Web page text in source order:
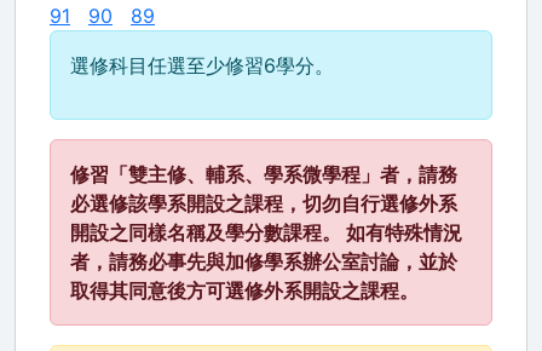
91
90 89
選修科目任選至少修習6學分。
修習「雙主修、輔系、學系微學程」者，請務
必選修該學系開設之課程，切勿自行選修外系
開設之同樣名稱及學分數課程。 如有特殊情況
者，請務必事先與加修學系辦公室討論，並於
取得其同意後方可選修外系開設之課程。